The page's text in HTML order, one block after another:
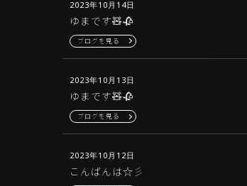
2023年10月14日
ゆまです🧸🥀
ブログを見る
2023年10月13日
ゆまです🧸🥀
ブログを見る
2023年10月12日
こんばんは☆彡